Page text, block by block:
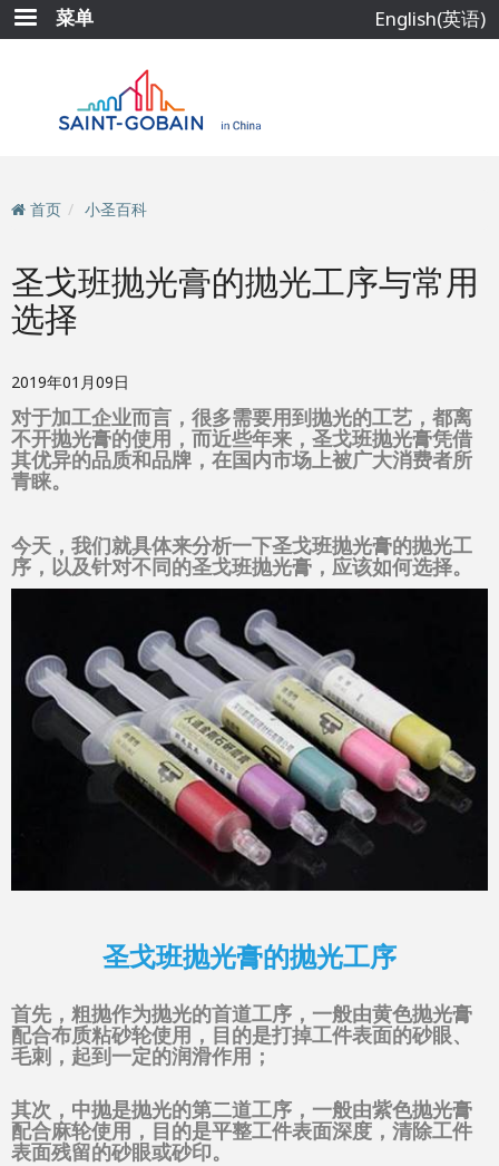
跳
转
菜单 English(英语)
首页 小圣百科
圣戈班抛光膏的抛光工序与常用
选择
2019年01月09日
对于加工企业而言，很多需要用到抛光的工艺，都离
不开抛光膏的使用，而近些年来，圣戈班抛光膏凭借
其优异的品质和品牌，在国内市场上被广大消费者所
青睐。
今天，我们就具体来分析一下圣戈班抛光膏的抛光工
序，以及针对不同的圣戈班抛光膏，应该如何选择。
圣戈班抛光膏的抛光工序
首先，粗抛作为抛光的首道工序，一般由黄色抛光膏
配合布质粘砂轮使用，目的是打掉工件表面的砂眼、
毛刺，起到一定的润滑作用；
其次，中抛是抛光的第二道工序，一般由紫色抛光膏
配合麻轮使用，目的是平整工件表面深度，清除工件
表面残留的砂眼或砂印。